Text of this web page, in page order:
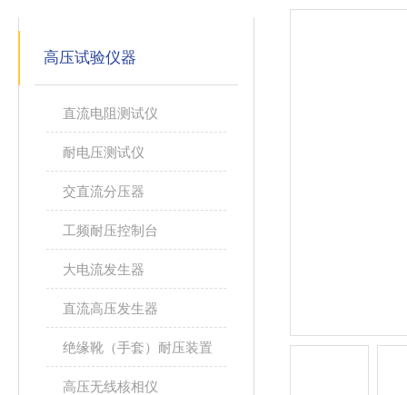
高压试验仪器
直流电阻测试仪
耐电压测试仪
交直流分压器
工频耐压控制台
大电流发生器
直流高压发生器
绝缘靴（手套）耐压装置
高压无线核相仪